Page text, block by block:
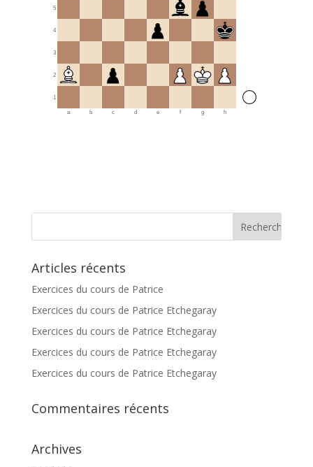
1
2
3
4
5
a b c d e f g h
Articles récents
Exercices du cours de Patrice
Exercices du cours de Patrice Etchegaray
Exercices du cours de Patrice Etchegaray
Exercices du cours de Patrice Etchegaray
Exercices du cours de Patrice Etchegaray
Commentaires récents
Archives